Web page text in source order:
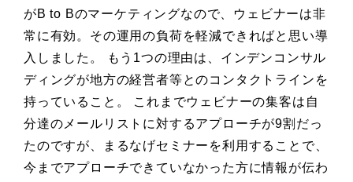
がB to Bのマーケティングなので、ウェビナーは非
常に有効。その運用の負荷を軽減できればと思い導
入しました。 もう1つの理由は、インデンコンサル
ディングが地方の経営者等とのコンタクトラインを
持っていること。 これまでウェビナーの集客は自
分達のメールリストに対するアプローチが9割だっ
たのですが、まるなげセミナーを利用することで、
今までアプローチできていなかった方に情報が伝わ